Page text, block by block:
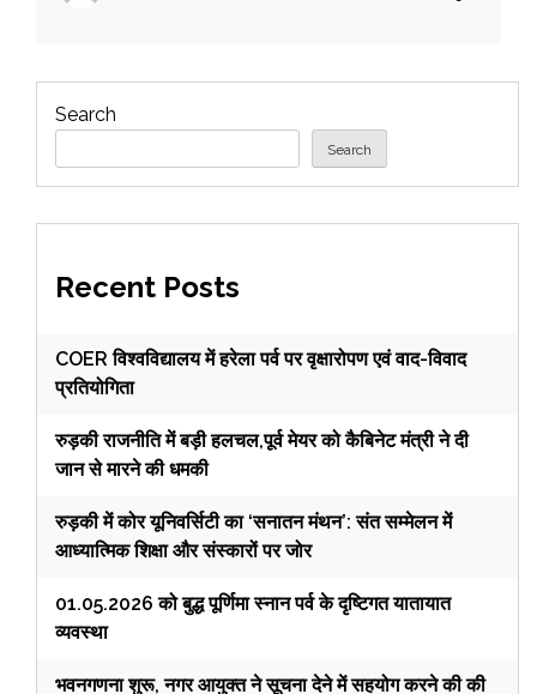
Search
Search
Recent Posts
COER विश्वविद्यालय में हरेला पर्व पर वृक्षारोपण एवं वाद-विवाद
प्रतियोगिता
रुड़की राजनीति में बड़ी हलचल,पूर्व मेयर को कैबिनेट मंत्री ने दी
जान से मारने की धमकी
रुड़की में कोर यूनिवर्सिटी का ‘सनातन मंथन’: संत सम्मेलन में
आध्यात्मिक शिक्षा और संस्कारों पर जोर
01.05.2026 को बुद्ध पूर्णिमा स्नान पर्व के दृष्टिगत यातायात
व्यवस्था
भवनगणना शुरू, नगर आयुक्त ने सूचना देने में सहयोग करने की की